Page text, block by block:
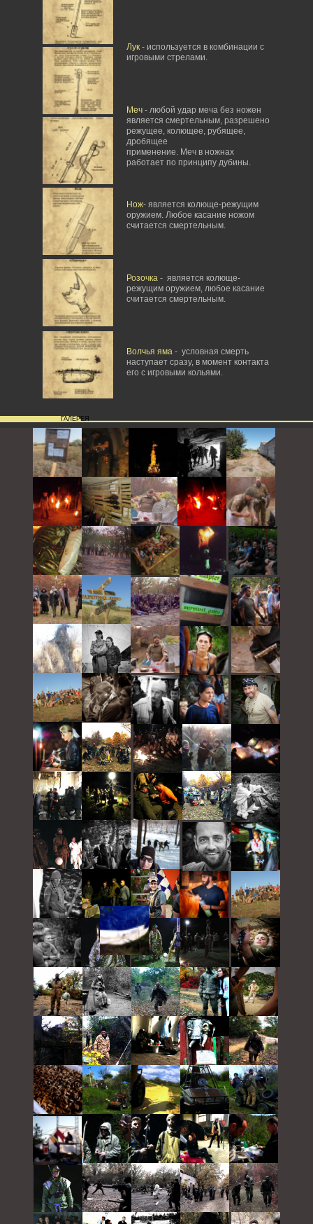
Лук- используется в комбинации с
игровыми стрелами.
Меч- любой удар меча без ножен
является смертельным, разрешено
режущее, колющее, рубящее,
дробящее
применение. Меч в ножнах
работает по принципу дубины.
Нож- является колюще-режущим
оружием. Любое касание ножом
считается смертельным.
Розочка- является колюще-
режущим оружием, любое касание
считается смертельным.
Волчья яма- условная смерть
наступает сразу, в момент контакта
его с игровыми кольями.
ГАЛЕРЕЯ